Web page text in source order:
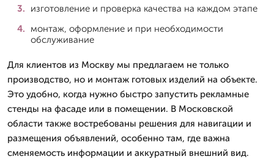
изготовление и проверка качества на каждом этапе
монтаж, оформление и при необходимости
обслуживание
Для клиентов из Москву мы предлагаем не только
производство, но и монтаж готовых изделий на объекте.
Это удобно, когда нужно быстро запустить рекламные
стенды на фасаде или в помещении. В Московской
области также востребованы решения для навигации и
размещения объявлений, особенно там, где важна
сменяемость информации и аккуратный внешний вид.